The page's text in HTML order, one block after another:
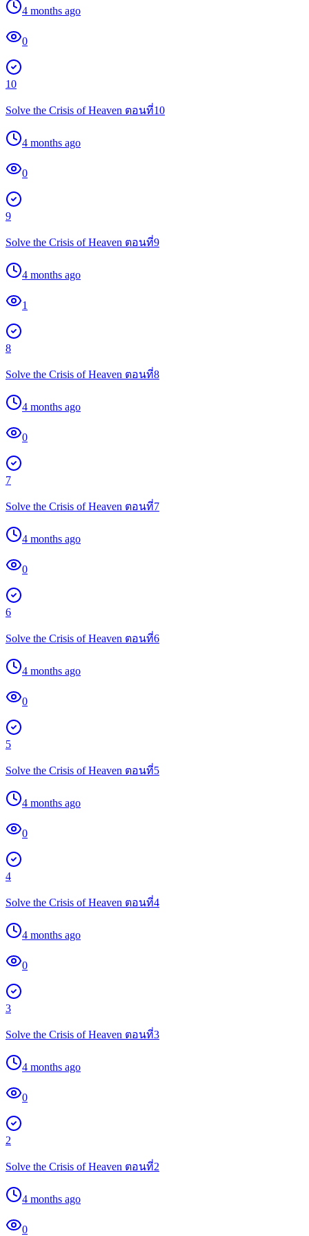
4 months ago
0
10
Solve the Crisis of Heaven ตอนที่10
4 months ago
0
9
Solve the Crisis of Heaven ตอนที่9
4 months ago
1
8
Solve the Crisis of Heaven ตอนที่8
4 months ago
0
7
Solve the Crisis of Heaven ตอนที่7
4 months ago
0
6
Solve the Crisis of Heaven ตอนที่6
4 months ago
0
5
Solve the Crisis of Heaven ตอนที่5
4 months ago
0
4
Solve the Crisis of Heaven ตอนที่4
4 months ago
0
3
Solve the Crisis of Heaven ตอนที่3
4 months ago
0
2
Solve the Crisis of Heaven ตอนที่2
4 months ago
0